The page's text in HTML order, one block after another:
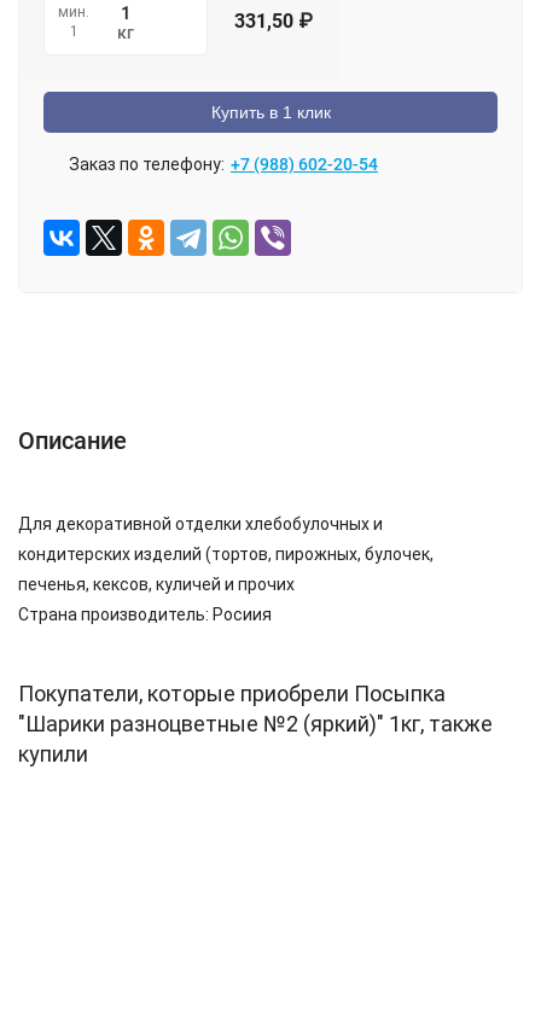
мин.
1
кг 331,50 ₽
Купить в 1 клик
Заказ по телефону: +7 (988) 602-20-54
Описание
Для декоративной отделки хлебобулочных и
кондитерских изделий (тортов, пирожных, булочек,
печенья, кексов, куличей и прочих
Страна производитель: Росиия
Покупатели, которые приобрели Посыпка
"Шарики разноцветные №2 (яркий)" 1кг, также
купили